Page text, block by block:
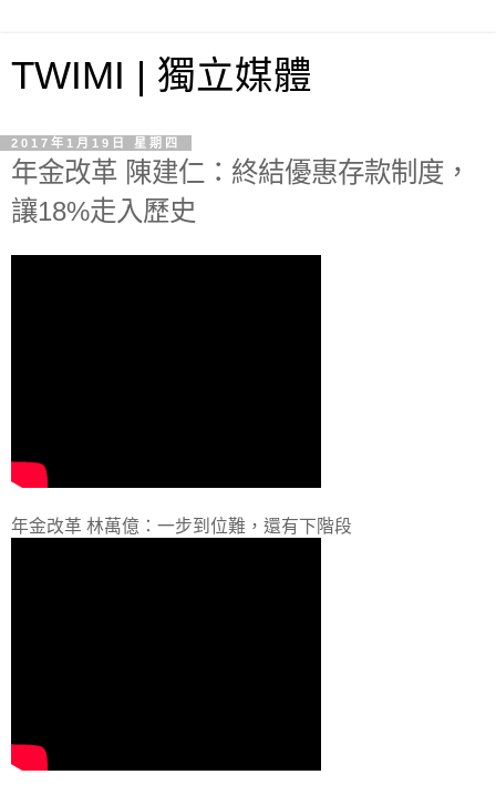
TWIMI | 獨立媒體
2017年1月19日 星期四
年金改革 陳建仁：終結優惠存款制度，
讓18%走入歷史
年金改革 林萬億：一步到位難，還有下階段